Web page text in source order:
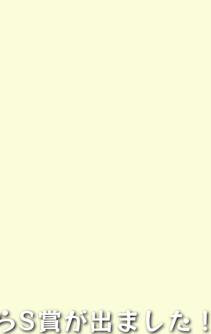
S賞が出ました！